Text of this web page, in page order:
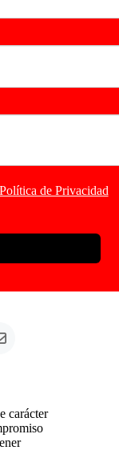
Política de Privacidad
carácter